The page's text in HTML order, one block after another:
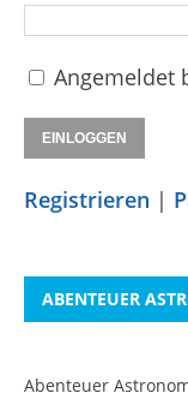
Angemeldet
Registrieren |
ABENTEUER
Abenteuer